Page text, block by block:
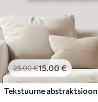
25.00€15.00€
Tekstuurne abstraktsioon